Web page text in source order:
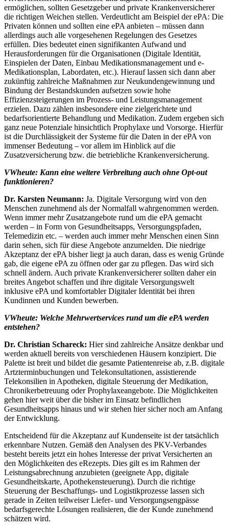
ermöglichen, sollten Gesetzgeber und private Krankenversicherer
die richtigen Weichen stellen. Verdeutlicht am Beispiel der ePA: Die
Privaten können und sollten eine ePA anbieten – müssen dann
allerdings auch alle vorgesehenen Regelungen des Gesetzes
erfüllen. Dies bedeutet einen signifikanten Aufwand und
Herausforderungen für die Organisationen (Digitale Identität,
Einspielen der Daten, Einbau Medikationsmanagement und e-
Medikationsplan, Labordaten, etc.). Hierauf lassen sich dann aber
zukünftig zahlreiche Maßnahmen zur Neukundengewinnung und
Bindung der Bestandskunden aufsetzen sowie hohe
Effizienzsteigerungen im Prozess- und Leistungsmanagement
erzielen. Dazu zählen insbesondere eine zielgerichtete und
bedarfsorientierte Behandlung und Medikation. Zudem ergeben sich
ganz neue Potenziale hinsichtlich Prophylaxe und Vorsorge. Hierfür
ist die Durchlässigkeit der Systeme für die Daten in der ePA von
immenser Bedeutung – vor allem im Hinblick auf die
Zusatzversicherung bzw. die betriebliche Krankenversicherung.
VWheute: Kann eine weitere Verbreitung auch ohne Opt-out
funktionieren?
Dr. Karsten Neumann: Ja. Digitale Versorgung wird von den
Menschen zunehmend als der Normalfall wahrgenommen werden.
Wenn immer mehr Zusatzangebote rund um die ePA gemacht
werden – in Form von Gesundheitsapps, Versorgungspfaden,
Telemedizin etc. – werden auch immer mehr Menschen einen Sinn
darin sehen, sich für diese Angebote anzumelden. Die niedrige
Akzeptanz der ePA bisher liegt ja auch daran, dass es wenig Gründe
gab, die eigene ePA zu öffnen oder gar zu pflegen. Das wird sich
schnell ändern. Auch private Krankenversicherer sollten daher ein
breites Angebot schaffen und ihre digitale Versorgungswelt
inklusive ePA und komfortabler Digitaler Identität bei ihren
Kundinnen und Kunden bewerben.
VWheute: Welche Mehrwertservices rund um die ePA werden
entstehen?
Dr. Christian Schareck: Hier sind zahlreiche Ansätze denkbar und
werden aktuell bereits von verschiedenen Häusern konzipiert. Die
Palette ist breit und bildet die gesamte Patientenreise ab, z.B. digitale
Artzterminbuchungen und Telekonsultationen, assistierende
Telekonsilien in Apotheken, digitale Steuerung der Medikation,
Chronikerbetreuung oder Prophylaxeangebote. Die Möglichkeiten
gehen hier weit über die bisher im Einsatz befindlichen
Gesundheitsapps hinaus und wir stehen hier sicher noch am Anfang
der Entwicklung.
Entscheidend für die Akzeptanz auf Kundenseite ist der tatsächlich
erkennbare Nutzen. Gemäß den Analysen des PKV-Verbandes
besteht bereits jetzt ein hohes Interesse der privat Versicherten an
den Möglichkeiten des eRezepts. Dies gilt es im Rahmen der
Leistungsabrechnung anzubieten (geeignete App, digitale
Gesundheitskarte, Apothekensteuerung). Durch die richtige
Steuerung der Beschaffungs- und Logistikprozesse lassen sich
gerade in Zeiten teilweiser Liefer- und Versorgungsengpässe
bedarfsgerechte Lösungen realisieren, die der Kunde zunehmend
schätzen wird.